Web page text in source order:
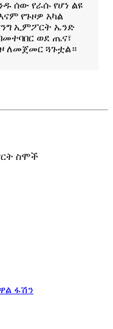
ሰው የራሱ የሆነ ልዩ
የጉዞዎ አካል
ኢምፖርት ኤንድ
ወደ ጤና፣
ለመጀመር ጓጉቷል።
ስሞች
ፋሽን